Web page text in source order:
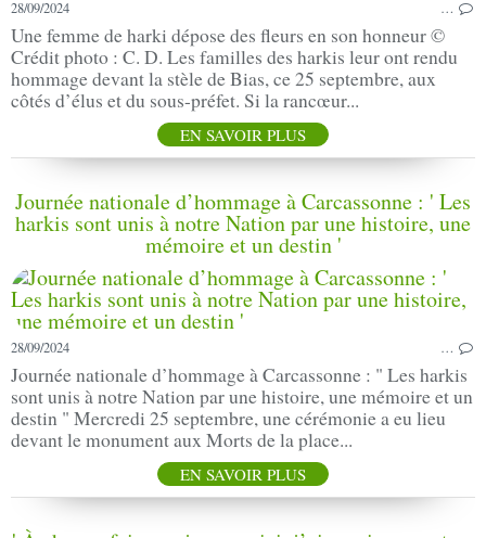
28/09/2024 …
Une femme de harki dépose des fleurs en son honneur ©
Crédit photo : C. D. Les familles des harkis leur ont rendu
hommage devant la stèle de Bias, ce 25 septembre, aux
côtés d’élus et du sous-préfet. Si la rancœur...
EN SAVOIR PLUS
Journée nationale d’hommage à Carcassonne : ' Les
harkis sont unis à notre Nation par une histoire, une
mémoire et un destin '
28/09/2024 …
Journée nationale d’hommage à Carcassonne : " Les harkis
sont unis à notre Nation par une histoire, une mémoire et un
destin " Mercredi 25 septembre, une cérémonie a eu lieu
devant le monument aux Morts de la place...
EN SAVOIR PLUS